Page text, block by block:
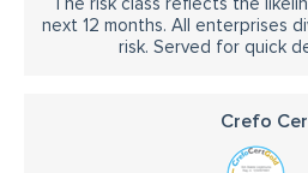
next 12 months. All enterprises
risk. Served for quick
Crefo